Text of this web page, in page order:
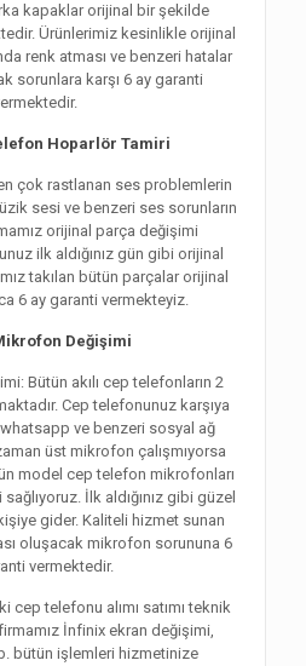
kapaklar orijinal bir şekilde
Ürünlerimiz kesinlikle orijinal
renk atması ve benzeri hatalar
sorunlara karşı 6 ay garanti
Hoparlör Tamiri
çok rastlanan ses problemlerin
sesi ve benzeri ses sorunların
orijinal parça değişimi
ilk aldığınız gün gibi orijinal
takılan bütün parçalar orijinal
6 ay garanti vermekteyiz.
Değişimi
Bütün akılı cep telefonların 2
Cep telefonunuz karşıya
ve benzeri sosyal ağ
üst mikrofon çalışmıyorsa
model cep telefon mikrofonları
İlk aldığınız gibi güzel
gider. Kaliteli hizmet sunan
oluşacak mikrofon sorununa 6
vermektedir.
cep telefonu alımı satımı teknik
İnfinix ekran değişimi,
bütün işlemleri hizmetinize